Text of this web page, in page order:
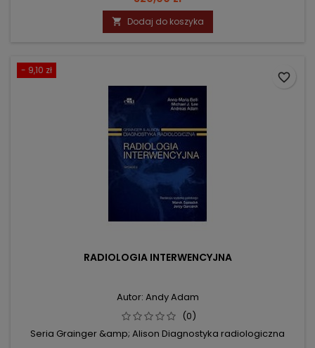
 Dodaj do koszyka
- 9,10 zł
RADIOLOGIA INTERWENCYJNA
Autor: Andy Adam
(0)
Seria Grainger &amp; Alison Diagnostyka radiologiczna
favorite_border